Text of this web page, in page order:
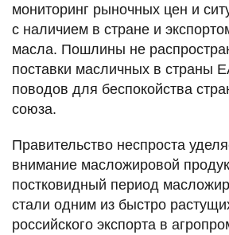
мониторинг рыночных цен и
с наличием в стране и
масла. Пошлины не
поставки масличных в страны
поводов для беспокойства
союза.
Правительство неспроста
внимание масложировой
постковидный период
стали одним из быстро
российского экспорта в